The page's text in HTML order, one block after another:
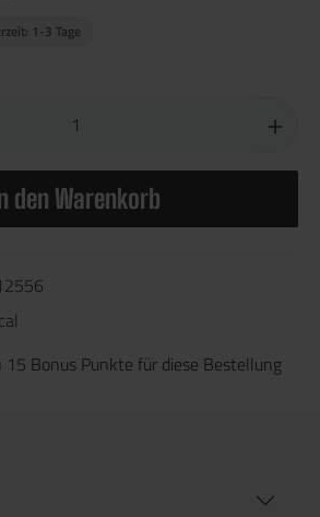
1-3 Tage
den Warenkorb
15 Bonus Punkte für diese Bestellung